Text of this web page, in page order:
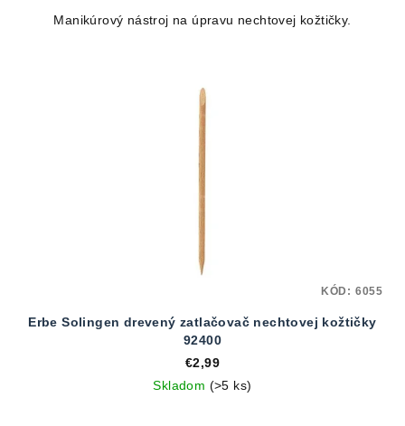
Manikúrový nástroj na úpravu nechtovej kožtičky.
Erbe Solingen drevený zatlačovač nechtovej kožtičky
92400
€2,99
Skladom (>5 ks)
KÓD: 6055